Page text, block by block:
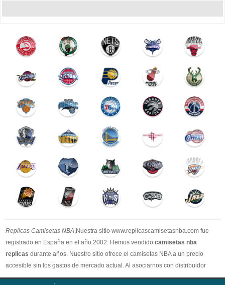
Replicas Camisetas NBA,Nuestra sitio www.replicascamisetasnba.com fue
registrado en España en el año 2002. Hemos vendido camisetas nba
replicas durante años. Nuestro sitio ofrece el camisetas NBA a un precio
accesible sin los gastos de mercado actual. Al asociarnos con distribuidor
oficial de camisetas NBA, garantizamos que todos nuestros artículos son